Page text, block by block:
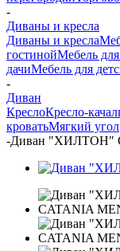
-
Диваны и кресла
Диваны и кресла
гостинойМебель
дачиМебель для
-
Диван
КреслоКресло-
кроватьМягкий угол
-Диван "ХИЛТОН"